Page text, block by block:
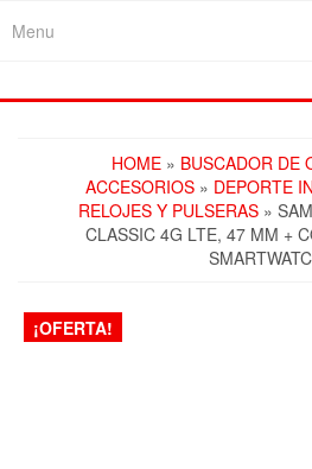
Menu
HOME » BUSCADOR DE
ACCESORIOS » DEPORTE
RELOJES Y PULSERAS »
CLASSIC 4G LTE, 47 MM +
¡OFERTA!